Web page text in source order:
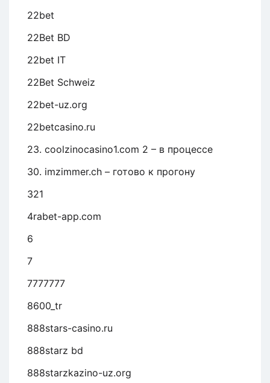
22bet
22Bet BD
22bet IT
22Bet Schweiz
22bet-uz.org
22betcasino.ru
23. coolzinocasino1.com 2 – в процессе
30. imzimmer.ch – готово к прогону
321
4rabet-app.com
6
7
7777777
8600_tr
888stars-casino.ru
888starz bd
888starzkazino-uz.org